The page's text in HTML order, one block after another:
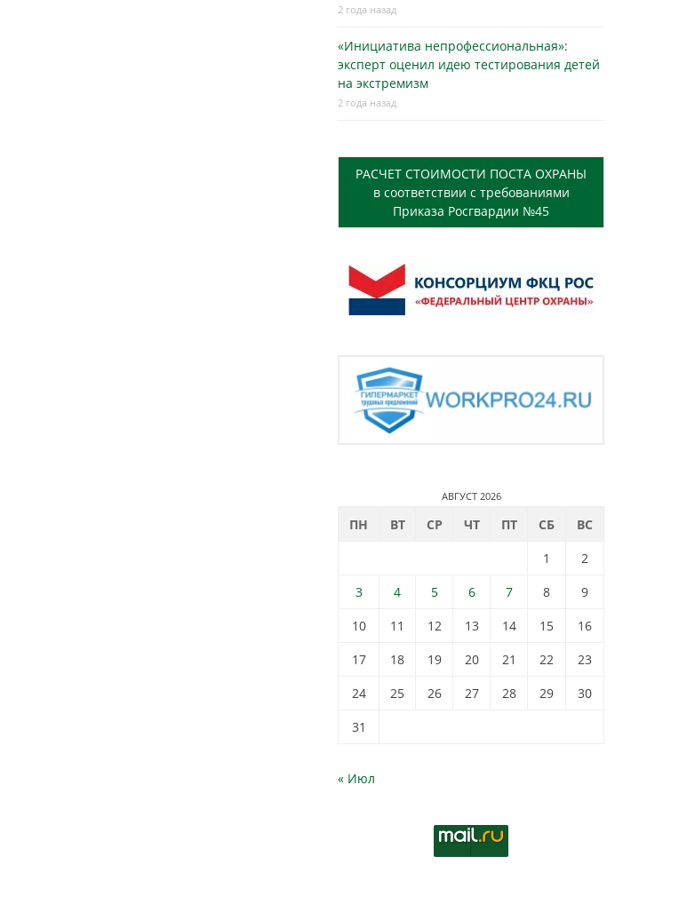
2 года назад
«Инициатива непрофессиональная»:
эксперт оценил идею тестирования детей
на экстремизм
2 года назад
РАСЧЕТ СТОИМОСТИ ПОСТА ОХРАНЫ
в соответствии с требованиями
Приказа Росгвардии №45
АВГУСТ 2026
ПН ВТ СР ЧТ ПТ СБ
ВС
1
2
3
4 5 6 7 8
9
10
11 12 13 14 15
16
17
18 19 20 21 22
23
24
25 26 27 28 29
30
31
« Июл